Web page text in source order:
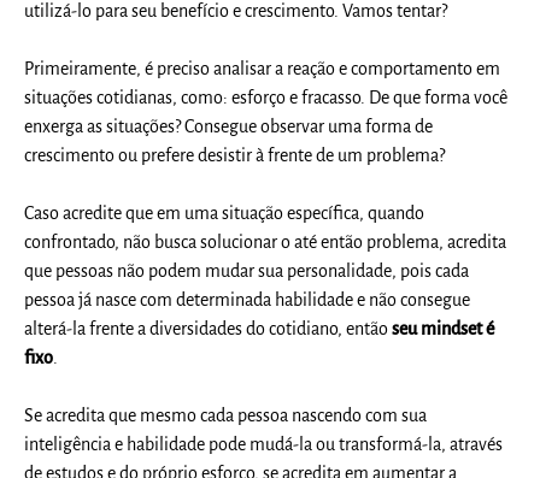
utilizá-lo para seu benefício e crescimento. Vamos tentar?
Primeiramente, é preciso analisar a reação e comportamento em
situações cotidianas, como: esforço e fracasso. De que forma você
enxerga as situações? Consegue observar uma forma de
crescimento ou prefere desistir à frente de um problema?
Caso acredite que em uma situação específica, quando
confrontado, não busca solucionar o até então problema, acredita
que pessoas não podem mudar sua personalidade, pois cada
pessoa já nasce com determinada habilidade e não consegue
alterá-la frente a diversidades do cotidiano, entãoseu mindset é
fixo.
Se acredita que mesmo cada pessoa nascendo com sua
inteligência e habilidade pode mudá-la ou transformá-la, através
de estudos e do próprio esforço, se acredita em aumentar a